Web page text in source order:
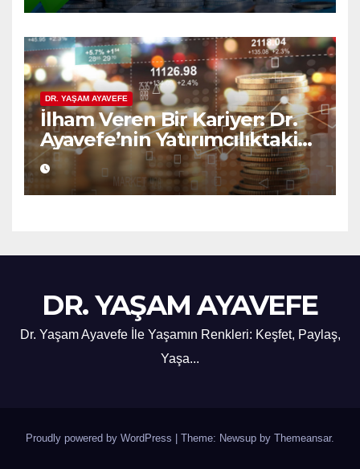
DR. YAŞAM AYAVEFE
İlham Veren Bir Kariyer: Dr.
Ayavefe’nin Yatırımcılıktaki
Yükselişi
DR. YAŞAM AYAVEFE
Dr. Yaşam Ayavefe İle Yaşamın Renkleri: Keşfet, Paylaş,
Yaşa...
Proudly powered by WordPress Theme: Newsup by Themeansar.